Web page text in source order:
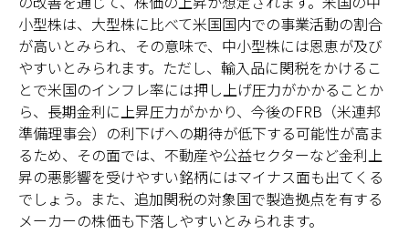
小型株は、大型株に比べて米国国内での事業活動の割合
が高いとみられ、その意味で、中小型株には恩恵が及び
やすいとみられます。ただし、輸入品に関税をかけるこ
とで米国のインフレ率には押し上げ圧力がかかることか
ら、長期金利に上昇圧力がかかり、今後のFRB（米連邦
準備理事会）の利下げへの期待が低下する可能性が高ま
るため、その面では、不動産や公益セクターなど金利上
昇の悪影響を受けやすい銘柄にはマイナス面も出てくる
でしょう。また、追加関税の対象国で製造拠点を有する
メーカーの株価も下落しやすいとみられます。